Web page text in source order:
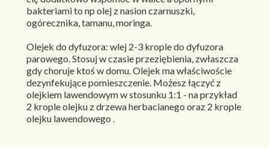
bakteriami to np olej z nasion czarnuszki,
ogórecznika, tamanu, moringa.
Olejek do dyfuzora: wlej 2-3 krople do dyfuzora
parowego. Stosuj w czasie przeziębienia, zwłaszcza
gdy choruje ktoś w domu. Olejek ma właściwoście
dezynfekujące pomieszczenie. Możesz łączyć z
olejkiem lawendowym w stosunku 1:1 - na przykład
2 krople olejku z drzewa herbacianego oraz 2 krople
olejku lawendowego .